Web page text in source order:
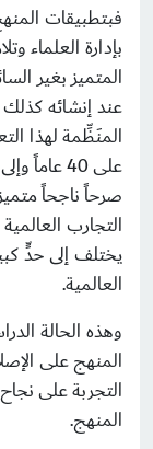
فبتطبيقات
بإدارة العلماء
المتميز بغير
عند إنشائه
المنَظِّمة لهذا
على 40
صرحاً ناجحاً
التجارب
يختلف إلى حدٍّ
العالمية.
وهذه الحالة
المنهج على
التجربة على
المنهج.